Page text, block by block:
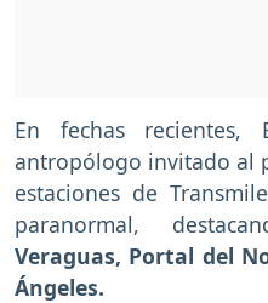
En fechas recientes,
antropólogo invitado al
estaciones de
paranormal,
Veraguas, Portal del
Ángeles.